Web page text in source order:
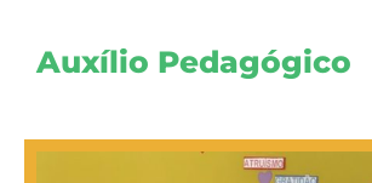
Auxílio Pedagógico